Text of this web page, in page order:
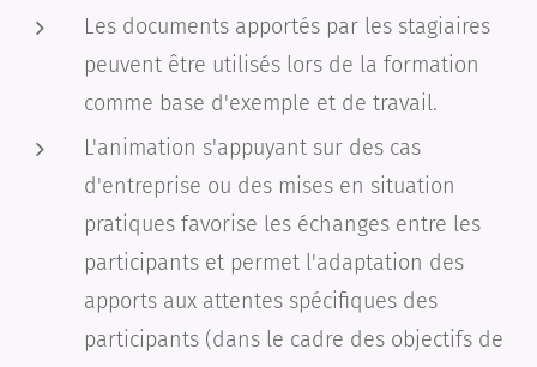
Les documents apportés par les stagiaires
peuvent être utilisés lors de la formation
comme base d'exemple et de travail.
L'animation s'appuyant sur des cas
d'entreprise ou des mises en situation
pratiques favorise les échanges entre les
participants et permet l'adaptation des
apports aux attentes spécifiques des
participants (dans le cadre des objectifs de